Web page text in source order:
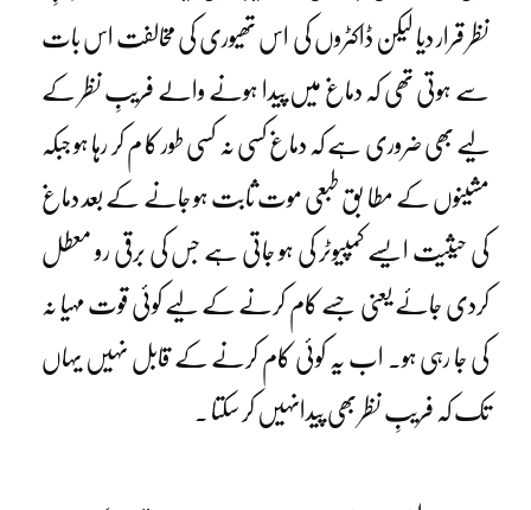
نظر قرار دیا لیکن ڈاکٹروں کی اس تھیوری کی مخالفت اس بات
سے ہوتی تھی کہ دماغ میں پیدا ہونے والے فریبِ نظر کے
لیے بھی ضروری ہے کہ دماغ کسی نہ کسی طور کا م کر رہا ہو جبکہ
مشینوں کے مطا بق طبعی موت ثابت ہو جانے کے بعد دماغ
کی حیثیت ایسے کمپیوٹر کی ہو جاتی ہے جس کی برقی رو معطل
کردی جائے یعنی جسے کام کرنے کے لیے کوئی قوت مہیا نہ
کی جا رہی ہو۔ اب یہ کوئی کام کرنے کے قابل نہیں یہاں
تک کہ فریبِ نظر بھی پیدانہیں کر سکتا ۔